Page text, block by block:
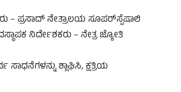
– ಪ್ರಸಾದ್ ನೇತ್ರಾಲಯ ಸೂಪರ್‌ಸ್ಪೆಷಾಲಿ
ನಿರ್ದೇಶಕರು – ನೇತ್ರ ಜ್ಯೋತಿ
ಶ್ಲಾಘಿಸಿ, ಕ್ಷತ್ರಿಯ